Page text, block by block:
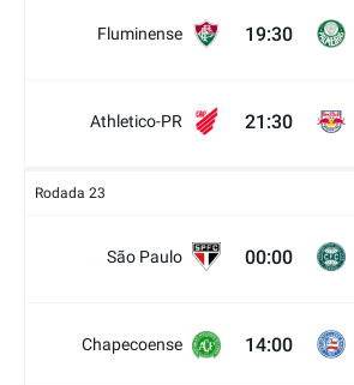
Fluminense 19:30
Athletico-PR 21:30
Rodada 23
São Paulo 00:00
Chapecoense 14:00